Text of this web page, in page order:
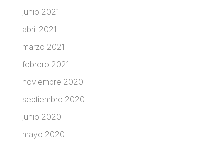
junio 2021
abril 2021
marzo 2021
febrero 2021
noviembre 2020
septiembre 2020
junio 2020
mayo 2020